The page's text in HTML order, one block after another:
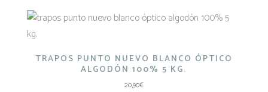
TRAPOS PUNTO NUEVO BLANCO ÓPTICO
ALGODÓN 100% 5 KG.
20,90€